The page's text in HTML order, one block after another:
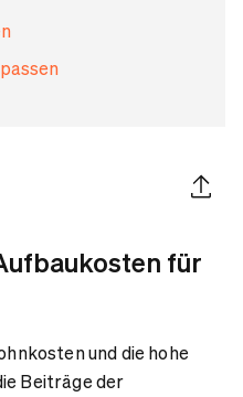
Artikel
für
und die hohe
Beiträge der